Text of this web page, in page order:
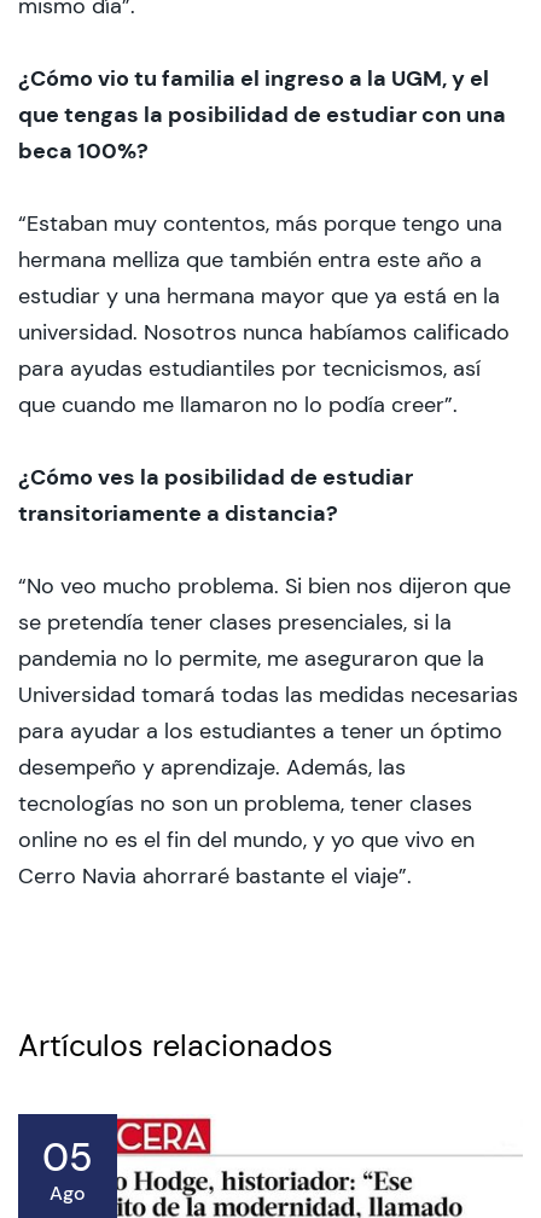
mismo día”.
¿Cómo vio tu familia el ingreso a la UGM, y el
que tengas la posibilidad de estudiar con una
beca 100%?
“Estaban muy contentos, más porque tengo una
hermana melliza que también entra este año a
estudiar y una hermana mayor que ya está en la
universidad. Nosotros nunca habíamos calificado
para ayudas estudiantiles por tecnicismos, así
que cuando me llamaron no lo podía creer”.
¿Cómo ves la posibilidad de estudiar
transitoriamente a distancia?
“No veo mucho problema. Si bien nos dijeron que
se pretendía tener clases presenciales, si la
pandemia no lo permite, me aseguraron que la
Universidad tomará todas las medidas necesarias
para ayudar a los estudiantes a tener un óptimo
desempeño y aprendizaje. Además, las
tecnologías no son un problema, tener clases
online no es el fin del mundo, y yo que vivo en
Cerro Navia ahorraré bastante el viaje”.
Artículos relacionados
05
Ago